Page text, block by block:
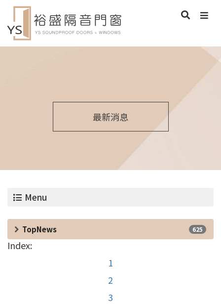
最新消息
Menu
TopNews 625
Index:
1
2
3